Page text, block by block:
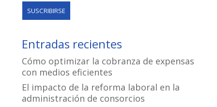
Entradas recientes
Cómo optimizar la cobranza de expensas
con medios eficientes
El impacto de la reforma laboral en la
administración de consorcios